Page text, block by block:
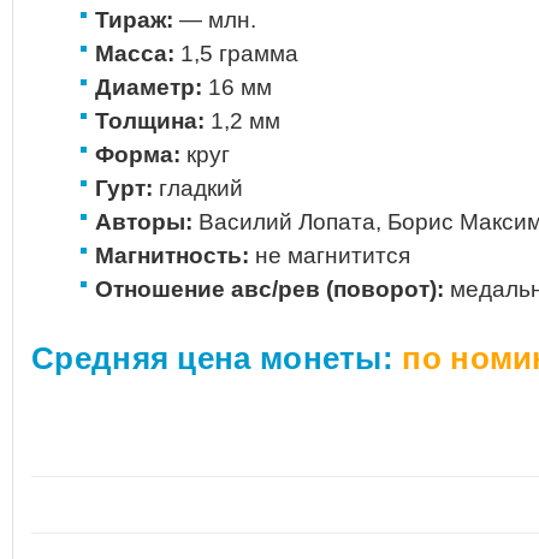
Тираж: — млн.
Масса: 1,5 грамма
Диаметр: 16 мм
Толщина: 1,2 мм
Форма: круг
Гурт: гладкий
Авторы: Василий Лопата, Борис
Магнитность: не магнитится
Отношение авс/рев (поворот):
Средняя цена монеты: по